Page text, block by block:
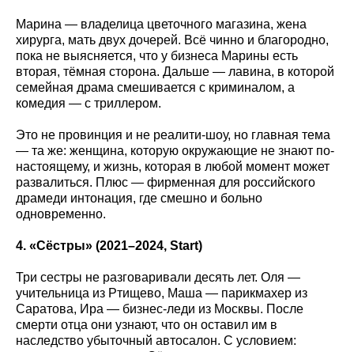
Марина — владелица цветочного магазина, жена
хирурга, мать двух дочерей. Всё чинно и благородно,
пока не выясняется, что у бизнеса Марины есть
вторая, тёмная сторона. Дальше — лавина, в которой
семейная драма смешивается с криминалом, а
комедия — с триллером.
Это не провинция и не реалити-шоу, но главная тема
— та же: женщина, которую окружающие не знают по-
настоящему, и жизнь, которая в любой момент может
развалиться. Плюс — фирменная для российского
драмеди интонация, где смешно и больно
одновременно.
4. «Сёстры» (2021–2024, Start)
Три сестры не разговаривали десять лет. Оля —
учительница из Ртищево, Маша — парикмахер из
Саратова, Ира — бизнес-леди из Москвы. После
смерти отца они узнают, что он оставил им в
наследство убыточный автосалон. С условием: